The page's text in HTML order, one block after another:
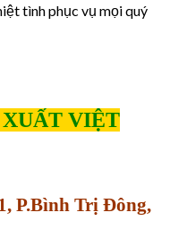
tình phục vụ mọi quý
XUẤT VIỆT
P.Bình Trị Đông,